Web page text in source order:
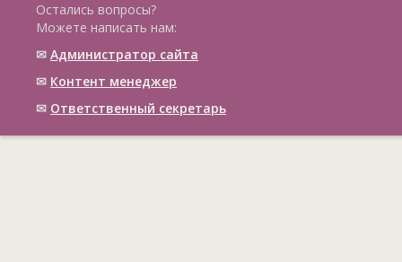
Остались вопросы?
Можете написать нам:
✉ Администратор сайта
✉ Контент менеджер
✉ Ответственный cекретарь